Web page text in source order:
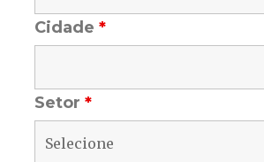
Cidade*
Setor*